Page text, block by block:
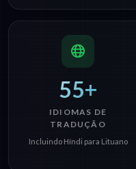
55+
IDIOMAS DE
TRADUÇÃO
Incluindo Híndi para Lituano